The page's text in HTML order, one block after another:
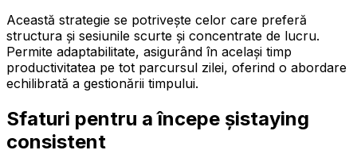
Această strategie se potrivește celor care preferă
structura și sesiunile scurte și concentrate de lucru.
Permite adaptabilitate, asigurând în același timp
productivitatea pe tot parcursul zilei, oferind o abordare
echilibrată a gestionării timpului.
Sfaturi pentru a începe șistaying
consistent